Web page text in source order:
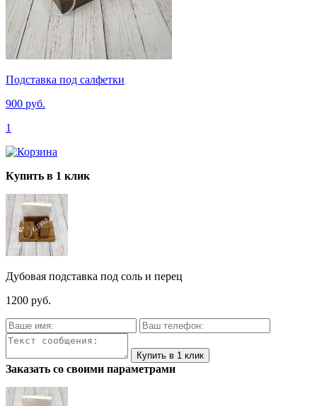
Подставка под салфетки
900 руб.
1
Купить в 1 клик
Дубовая подставка под соль и перец
1200 руб.
Заказать со своими параметрами